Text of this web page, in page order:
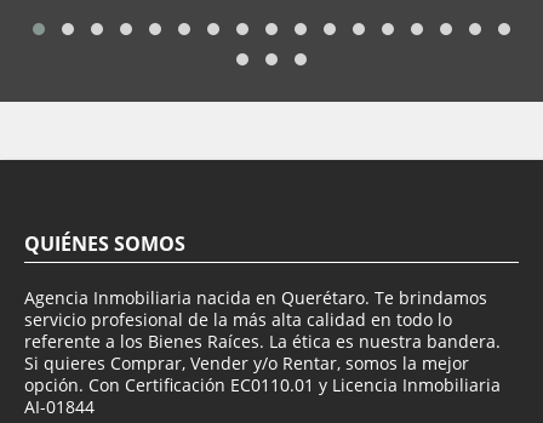
QUIÉNES SOMOS
Agencia Inmobiliaria nacida en Querétaro. Te brindamos
servicio profesional de la más alta calidad en todo lo
referente a los Bienes Raíces. La ética es nuestra bandera.
Si quieres Comprar, Vender y/o Rentar, somos la mejor
opción. Con Certificación EC0110.01 y Licencia Inmobiliaria
AI-01844